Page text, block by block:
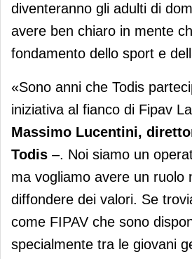
diventeranno gli adulti di
avere ben chiaro in mente
fondamento dello sport e
«Sono anni che Todis
iniziativa al fianco di Fipav
Massimo Lucentini,
Todis –. Noi siamo un
ma vogliamo avere un ruolo
diffondere dei valori. Se
come FIPAV che sono
specialmente tra le giovani